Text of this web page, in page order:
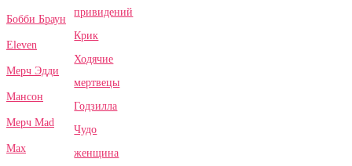
Бобби Браун
Eleven
Мерч Эдди
Мансон
Мерч Mad
Max
привидений
Крик
Ходячие
мертвецы
Годзилла
Чудо
женщина